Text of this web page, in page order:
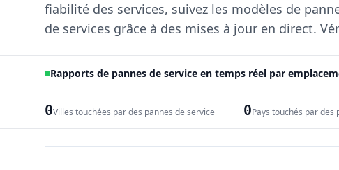
fiabilité des services, suivez les modèles de
de services grâce à des mises à jour en direct.
Rapports de pannes de service en temps réel par
0Villes touchées par des pannes de service 0Pays touchés par des